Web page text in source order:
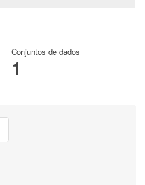
Conjuntos de dados
1